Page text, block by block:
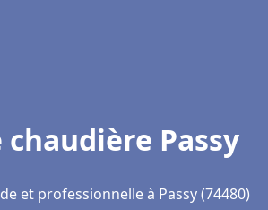
Passy
et professionnelle à Passy (74480)